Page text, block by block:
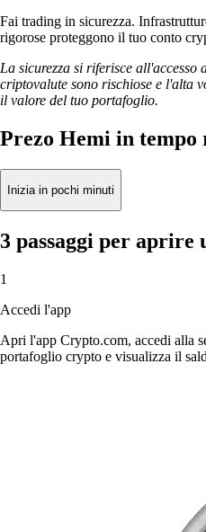
Fai trading in sicurezza.
rigorose proteggono il tuo conto
La sicurezza si riferisce all'accesso
criptovalute sono rischiose e l'alta
il valore del tuo portafoglio.
Prezo Hemi in tempo
Inizia in pochi minuti
3 passaggi per aprire
1
Accedi l'app
Apri l'app Crypto.com, accedi alla
portafoglio crypto e visualizza il